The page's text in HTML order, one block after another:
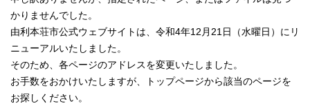
かりませんでした。
由利本荘市公式ウェブサイトは、令和4年12月21日（水曜日）にリ
ニューアルいたしました。
そのため、各ページのアドレスを変更いたしました。
お手数をおかけいたしますが、トップページから該当のページを
お探しください。